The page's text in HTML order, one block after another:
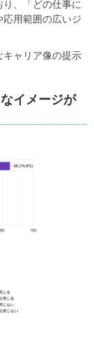
、「どの仕事に
用範囲の広いジ
キャリア像の提示
イメージが